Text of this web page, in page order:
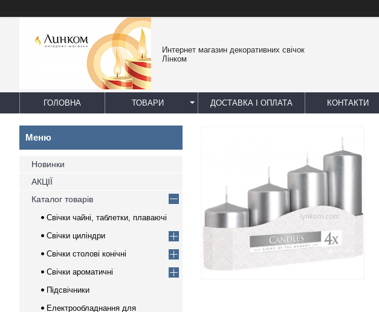
Интернет магазин декоративних свічок
Лінком
ГОЛОВНА ТОВАРИ ДОСТАВКА І ОПЛАТА КОНТАКТИ
Новинки
АКЦІЇ
Каталог товарів
Свічки чайні, таблетки, плаваючі
Свічки циліндри
Свічки столові конічні
Свічки ароматичні
Підсвічники
Електрообладнання для